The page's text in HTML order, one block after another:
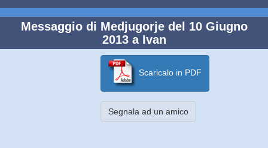
Messaggio di Medjugorje del 10 Giugno
2013 a Ivan
Scaricalo in PDF
Segnala ad un amico